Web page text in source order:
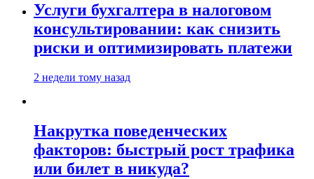
Услуги бухгалтера в налоговом
консультировании: как снизить
риски и оптимизировать платежи
2 недели тому назад
Накрутка поведенческих
факторов: быстрый рост трафика
или билет в никуда?